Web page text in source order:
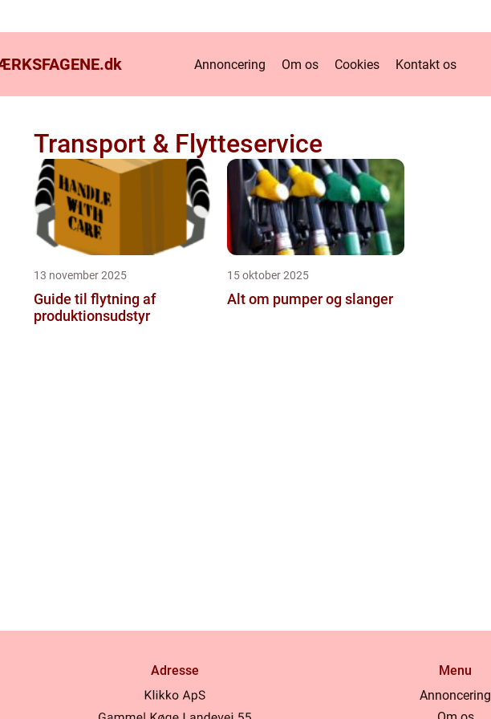
dk Annoncering Om os Cookies Kontakt os
Transport & Flytteservice
13 november 2025
Guide til flytning af
produktionsudstyr
15 oktober 2025
Alt om pumper og slanger
Adresse
Menu
Annoncering